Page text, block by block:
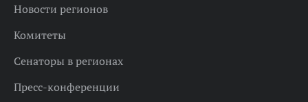
Новости регионов
Комитеты
Сенаторы в регионах
Пресс-конференции